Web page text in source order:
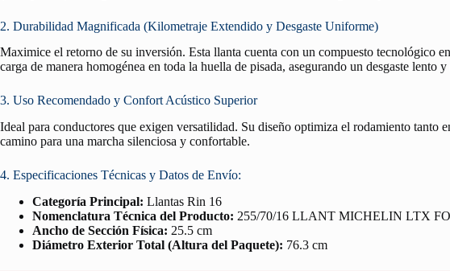
2. Durabilidad Magnificada (Kilometraje Extendido y Desgaste Uniforme)
Maximice el retorno de su inversión. Esta llanta cuenta con un compuesto tecnológico
carga de manera homogénea en toda la huella de pisada, asegurando un desgaste
3. Uso Recomendado y Confort Acústico Superior
Ideal para conductores que exigen versatilidad. Su diseño optimiza el rodamiento tanto
camino para una marcha silenciosa y confortable.
4. Especificaciones Técnicas y Datos de Envío:
Categoría Principal: Llantas Rin 16
Nomenclatura Técnica del Producto: 255/70/16 LLANT MICHELIN LTX
Ancho de Sección Física: 25.5 cm
Diámetro Exterior Total (Altura del Paquete): 76.3 cm